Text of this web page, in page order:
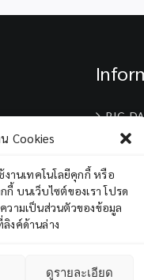
Cookies
งานเทคโนโลยีคุกกี้ หรือ
บนเว็บไซต์ของเรา โปรด
วามเป็นส่วนตัวของข้อมูล
งค์ด้านล่าง
ดูรายละเอียด
BIG
เบอร์